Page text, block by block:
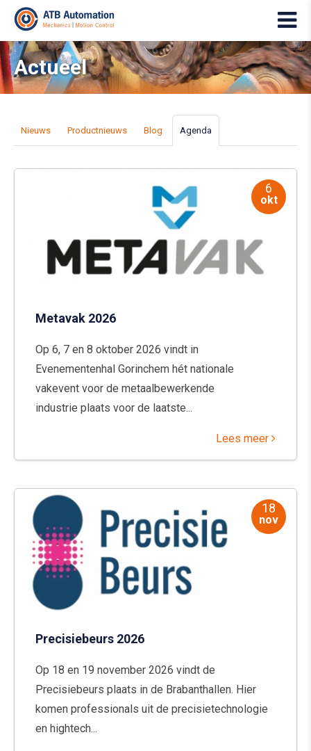
Actueel
Nieuws Productnieuws Blog Agenda
6
okt
Metavak 2026
Op 6, 7 en 8 oktober 2026 vindt in
Evenementenhal Gorinchem hét nationale
vakevent voor de metaalbewerkende
industrie plaats voor de laatste...
Lees meer
18
nov
Precisiebeurs 2026
Op 18 en 19 november 2026 vindt de
Precisiebeurs plaats in de Brabanthallen. Hier
komen professionals uit de precisietechnologie
en hightech...